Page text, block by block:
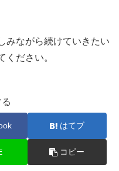
みながら続けていきたい
ください。
はてブ
コピー